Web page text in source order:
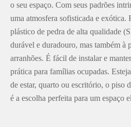
o seu espaço. Com seus padrões
uma atmosfera sofisticada e exótica.
plástico de pedra de alta qualidade
durável e duradouro, mas também à
arranhões. É fácil de instalar e
prática para famílias ocupadas.
de estar, quarto ou escritório, o piso
é a escolha perfeita para um espaço